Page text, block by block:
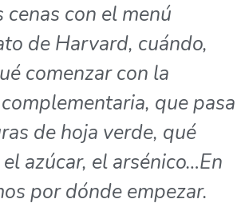
con el menú
de Harvard, cuándo,
comenzar con la
que pasa
de hoja verde, qué
azúcar, el arsénico…En
por dónde empezar.